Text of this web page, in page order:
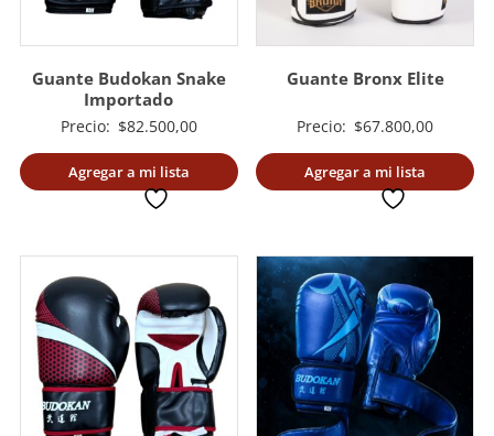
Guante Budokan Snake
Importado
Precio: $82.500,00
Agregar a mi lista
Guante Bronx Elite
Precio: $67.800,00
Agregar a mi lista